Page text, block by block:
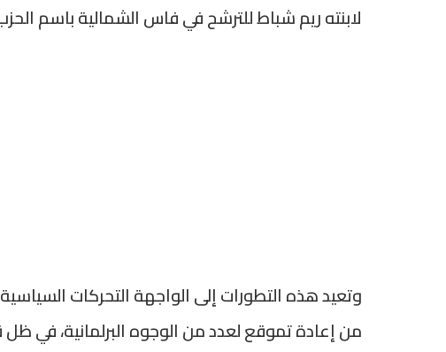
لابنته ريم شباط للترشح في فاس الشمالية باسم
وتعيد هذه التطورات إلى الواجهة التحركات
من إعادة تموقع لعدد من الوجوه البرلمانية، في ظل